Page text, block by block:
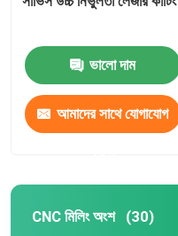
ভালো দাম
আমাদের সাথে যোগাযোগ
CNC মিলিং অংশ (30)